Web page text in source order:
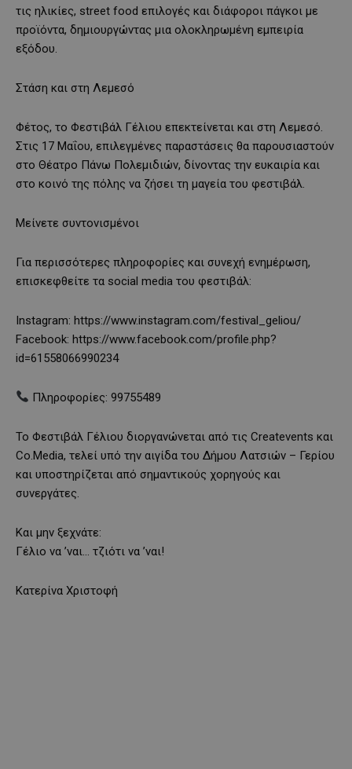
τις ηλικίες, street food επιλογές και διάφοροι πάγκοι με
προϊόντα, δημιουργώντας μια ολοκληρωμένη εμπειρία
εξόδου.
Στάση και στη Λεμεσό
Φέτος, το Φεστιβάλ Γέλιου επεκτείνεται και στη Λεμεσό.
Στις 17 Μαΐου, επιλεγμένες παραστάσεις θα παρουσιαστούν
στο Θέατρο Πάνω Πολεμιδιών, δίνοντας την ευκαιρία και
στο κοινό της πόλης να ζήσει τη μαγεία του φεστιβάλ.
Μείνετε συντονισμένοι
Για περισσότερες πληροφορίες και συνεχή ενημέρωση,
επισκεφθείτε τα social media του φεστιβάλ:
Instagram: https://www.instagram.com/festival_geliou/
Facebook: https://www.facebook.com/profile.php?
id=61558066990234
Πληροφορίες: 99755489
Το Φεστιβάλ Γέλιου διοργανώνεται από τις Createvents και
Co.Media, τελεί υπό την αιγίδα του Δήμου Λατσιών – Γερίου
και υποστηρίζεται από σημαντικούς χορηγούς και
συνεργάτες.
Και μην ξεχνάτε:
Γέλιο να ’ναι… τζιότι να ’ναι!
Κατερίνα Χριστοφή